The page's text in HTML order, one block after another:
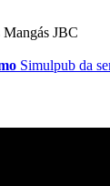
JBC
Simulpub da